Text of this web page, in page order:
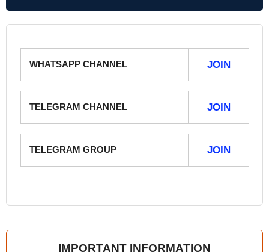
WHATSAPP CHANNEL JOIN
TELEGRAM CHANNEL JOIN
TELEGRAM GROUP JOIN
IMPORTANT INFORMATION